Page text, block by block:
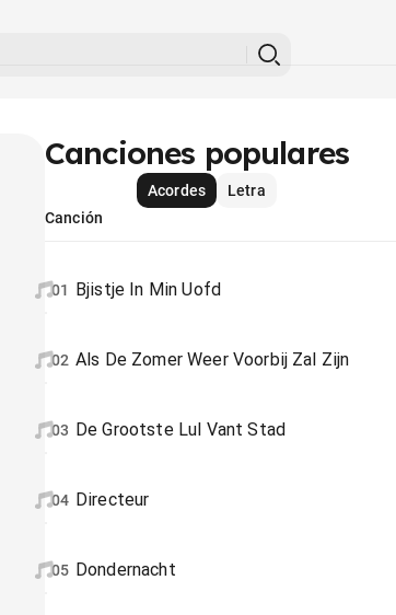
Canciones populares
Acordes
Letra
Canción
01 Bjistje In Min Uofd
02 Als De Zomer Weer Voorbij Zal Zijn
03 De Grootste Lul Vant Stad
04 Directeur
05 Dondernacht